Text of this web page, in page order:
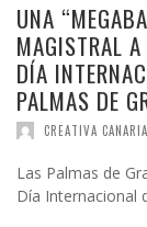
UNA
MAGISTRAL A
DÍA
PALMAS DE
CREATIVA CANARIA
Las Palmas de
Día Internacional